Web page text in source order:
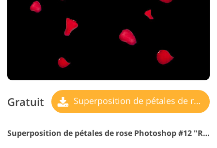
Gratuit Superposition de pétales de rose
Superposition de pétales de rose Photoshop #12 "Red Wine"